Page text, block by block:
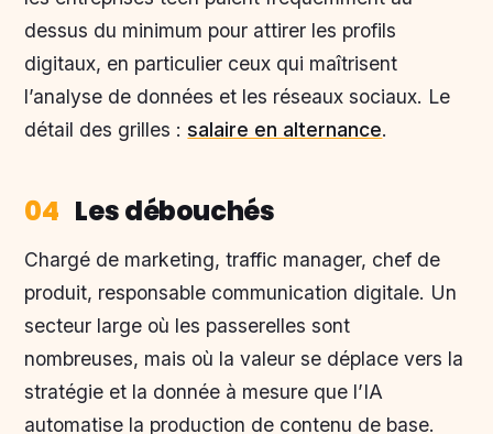
dessus du minimum pour attirer les profils
digitaux, en particulier ceux qui maîtrisent
l’analyse de données et les réseaux sociaux. Le
détail des grilles :salaire en alternance.
04 Les débouchés
Chargé de marketing, traffic manager, chef de
produit, responsable communication digitale. Un
secteur large où les passerelles sont
nombreuses, mais où la valeur se déplace vers la
stratégie et la donnée à mesure que l’IA
automatise la production de contenu de base.